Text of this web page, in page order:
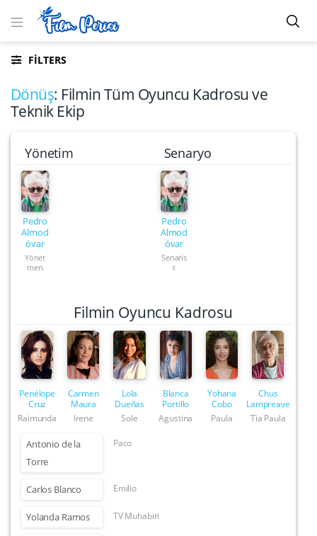
FILTERS
Dönüş: Filmin Tüm Oyuncu Kadrosu ve
Teknik Ekip
Yönetim
Pedro
Almod
óvar
Yönet
men
Senaryo
Pedro
Almod
óvar
Senaris
t
Filmin Oyuncu Kadrosu
Penélope
Cruz
Raimunda
Carmen
Maura
Irene
Lola
Dueñas
Sole
Blanca
Portillo
Agustina
Yohana
Cobo
Paula
Chus
Lampreave
Tìa Paula
Antonio de la
Torre
Paco
Carlos Blanco Emilio
Yolanda Ramos TV Muhabiri